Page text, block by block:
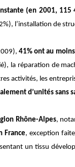
(en 2001,
l’installation de
41% ont au
la réparation de
activités, les
d’unités sans
Rhône-Alpes,
France, exception
un tissu